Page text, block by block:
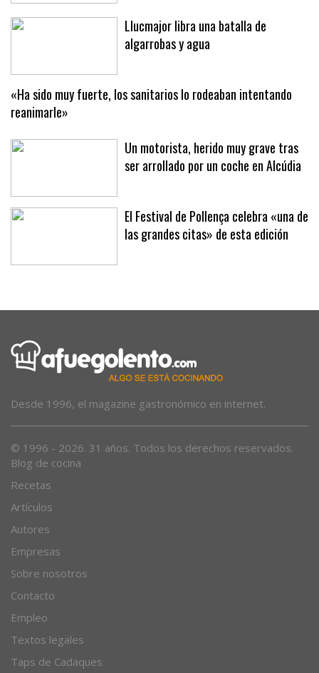
Llucmajor libra una batalla de
algarrobas y agua
«Ha sido muy fuerte, los sanitarios lo rodeaban intentando
reanimarle»
Un motorista, herido muy grave tras
ser arrollado por un coche en Alcúdia
El Festival de Pollença celebra «una de
las grandes citas» de esta edición
Desde 1996, el magazine gastronómico en internet.
© 1996 - 2026. 31 años. Todos los derechos reservados.
Blog de cocina
Recetas
Artículos
Autores
Empresas
Sobre nosotros
Contacto
Empleo
Textos legales
Taps de Cadaques